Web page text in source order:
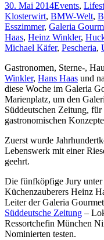
30. Mai 2014Events,
Klosterwirt, BMW-Welt,
Esszimmer, Galeria
Haas, Heinz Winkler,
Michael Käfer, Pescheria,
Gastronomen, Sterne-,
Winkler, Hans Haas und
diese Woche im Galeria
Marienplatz, um den
Süddeutschen Zeitung,
gastronomischen
Zuerst wurde
Lebenswerk mit einer
geehrt.
Die fünfköpfige Jury unter
Küchenzauberers Heinz
Leiter der Galeria
Süddeutsche Zeitung –
Ressortchefin München
Nominierten testen.